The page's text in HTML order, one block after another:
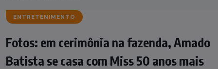
ENTRETENIMENTO
Fotos: em cerimônia na fazenda, Amado
Batista se casa com Miss 50 anos mais